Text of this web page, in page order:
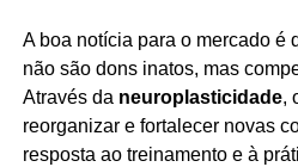
A boa notícia para o mercado é
não são dons inatos, mas
Através da neuroplasticidade,
reorganizar e fortalecer novas
resposta ao treinamento e à